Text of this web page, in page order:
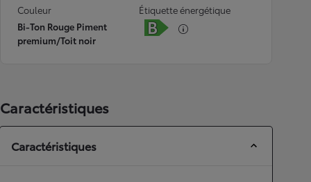
Couleur
Bi-Ton Rouge Piment
premium/Toit noir
Étiquette énergétique
Caractéristiques
Caractéristiques